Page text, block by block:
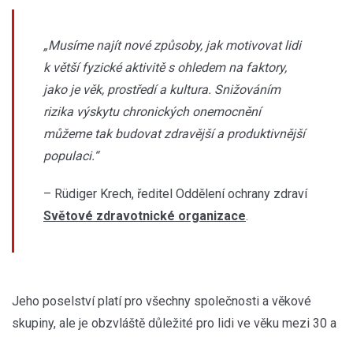
„Musíme najít nové způsoby, jak motivovat lidi
k větší fyzické aktivitě s ohledem na faktory,
jako je věk, prostředí a kultura. Snižováním
rizika výskytu chronických onemocnění
můžeme tak budovat zdravější a produktivnější
populaci.“
– Rüdiger Krech, ředitel Oddělení ochrany zdraví
Světové zdravotnické organizace.
Jeho poselství platí pro všechny společnosti a věkové
skupiny, ale je obzvláště důležité pro lidi ve věku mezi 30 a